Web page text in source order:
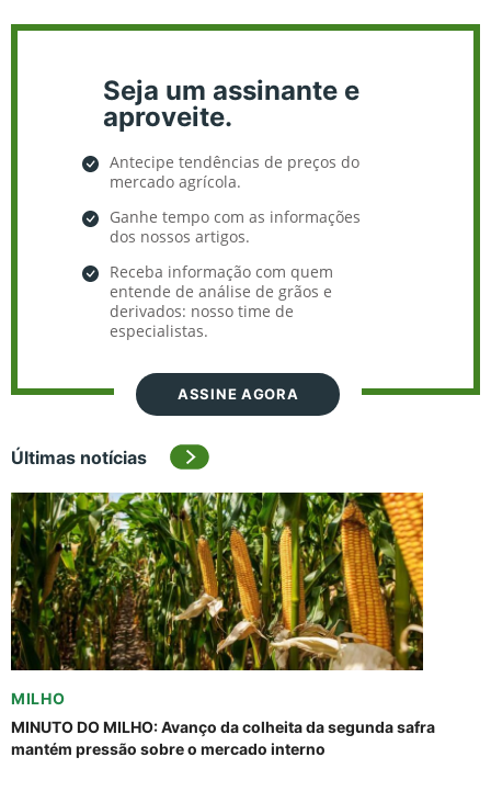
Seja um assinante e
aproveite.
Antecipe tendências de preços do
mercado agrícola.
Ganhe tempo com as informações
dos nossos artigos.
Receba informação com quem
entende de análise de grãos e
derivados: nosso time de
especialistas.
ASSINE AGORA
Últimas notícias
MILHO
MINUTO DO MILHO: Avanço da colheita da segunda safra
mantém pressão sobre o mercado interno